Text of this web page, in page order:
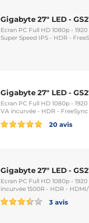
Gigabyte 27" LED -
Ecran PC Full HD 1080p -
Super Speed IPS - HDR -
Gigabyte 27" LED -
Ecran PC Full HD 1080p -
VA incurvée - HDR -
20 avis
Gigabyte 27" LED -
Ecran PC Full HD 1080p -
incurvée 1500R - HDR -
3 avis